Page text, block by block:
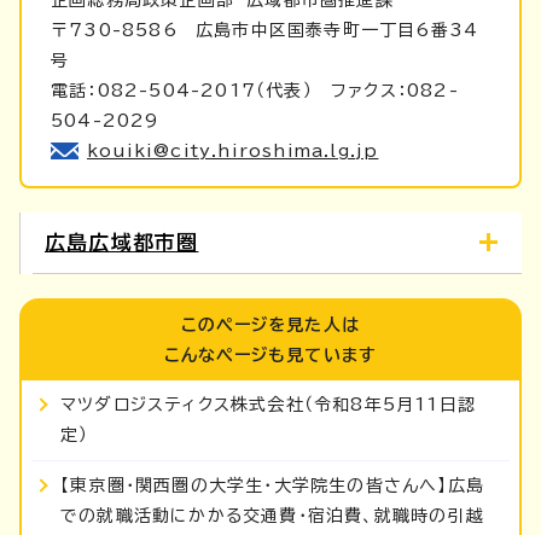
〒730-8586 広島市中区国泰寺町一丁目6番34
号
電話：082-504-2017（代表） ファクス：082-
504-2029
kouiki@city.hiroshima.lg.jp
広島広域都市圏
このページを見た人は
こんなページも見ています
マツダロジスティクス株式会社（令和8年5月11日認
定）
【東京圏・関西圏の大学生・大学院生の皆さんへ】広島
での就職活動にかかる交通費・宿泊費、就職時の引越